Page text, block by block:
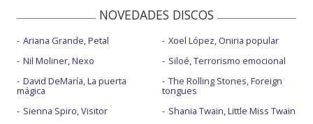
NOVEDADES DISCOS
Ariana Grande, Petal
Nil Moliner, Nexo
David DeMaría, La puerta
mágica
Sienna Spiro, Visitor
Xoel López, Oniria popular
Siloé, Terrorismo emocional
The Rolling Stones, Foreign
tongues
Shania Twain, Little Miss Twain